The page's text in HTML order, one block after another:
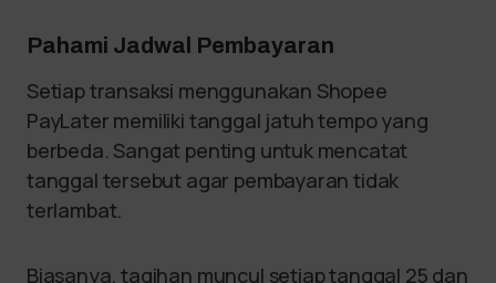
Pahami Jadwal Pembayaran
Setiap transaksi menggunakan Shopee
PayLater memiliki tanggal jatuh tempo yang
berbeda. Sangat penting untuk mencatat
tanggal tersebut agar pembayaran tidak
terlambat.
Biasanya, tagihan muncul setiap tanggal 25 dan